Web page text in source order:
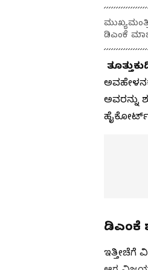
ಡಿಎಂಕೆ
ಅವರನ್ನು
ಹೈಕೋರ್ಟ್
ಡಿಎಂಕೆ
ಇತ್ತೀಚೆಗೆ